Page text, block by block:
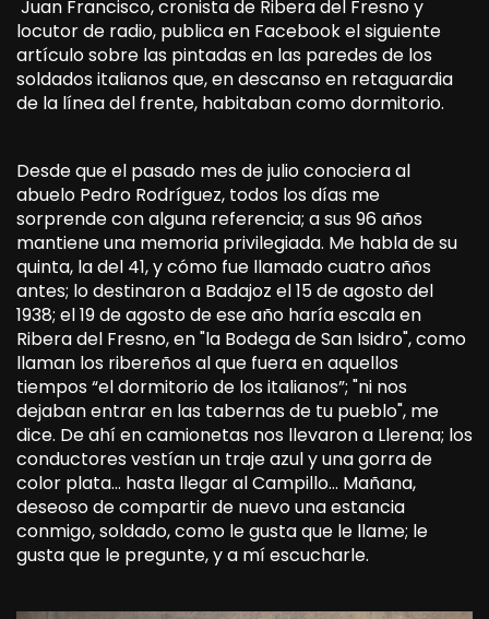
Juan Francisco, cronista de Ribera del Fresno y
locutor de radio, publica en Facebook el siguiente
artículo sobre las pintadas en las paredes de los
soldados italianos que, en descanso en retaguardia
de la línea del frente, habitaban como dormitorio.
Desde que el pasado mes de julio conociera al
abuelo Pedro Rodríguez, todos los días me
sorprende con alguna referencia; a sus 96 años
mantiene una memoria privilegiada. Me habla de su
quinta, la del 41, y cómo fue llamado cuatro años
antes; lo destinaron a Badajoz el 15 de agosto del
1938; el 19 de agosto de ese año haría escala en
Ribera del Fresno, en "la Bodega de San Isidro", como
llaman los ribereños al que fuera en aquellos
tiempos “el dormitorio de los italianos”; "ni nos
dejaban entrar en las tabernas de tu pueblo", me
dice. De ahí en camionetas nos llevaron a Llerena; los
conductores vestían un traje azul y una gorra de
color plata… hasta llegar al Campillo… Mañana,
deseoso de compartir de nuevo una estancia
conmigo, soldado, como le gusta que le llame; le
gusta que le pregunte, y a mí escucharle.